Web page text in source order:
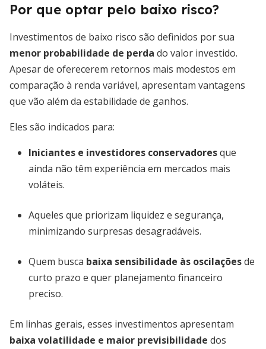
Por que optar pelo baixo risco?
Investimentos de baixo risco são definidos por sua
menor probabilidade de perda do valor investido.
Apesar de oferecerem retornos mais modestos em
comparação à renda variável, apresentam vantagens
que vão além da estabilidade de ganhos.
Eles são indicados para:
Iniciantes e investidores conservadoresque
ainda não têm experiência em mercados mais
voláteis.
Aqueles que priorizam liquidez e segurança,
minimizando surpresas desagradáveis.
Quem busca baixa sensibilidade às oscilaçõesde
curto prazo e quer planejamento financeiro
preciso.
Em linhas gerais, esses investimentos apresentam
baixa volatilidade e maior previsibilidade dos